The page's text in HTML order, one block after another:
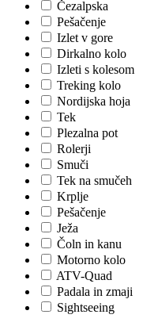
Čezalpska
Pešačenje
Izlet v gore
Dirkalno kolo
Izleti s kolesom
Treking kolo
Nordijska hoja
Tek
Plezalna pot
Rolerji
Smuči
Tek na smučeh
Krplje
Pešačenje
Ježa
Čoln in kanu
Motorno kolo
ATV-Quad
Padala in zmaji
Sightseeing